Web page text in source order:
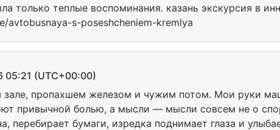
только теплые воспоминания. казань экскурсия в
avtobusnaya-s-poseshcheniem-kremlya
(UTC+00:00)
зале, пропахшем железом и чужим потом. Мои руки
привычной болью, а мысли — мысли совсем не о
перебирает бумаги, изредка поднимает глаза и